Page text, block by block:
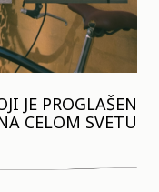
JE PROGLAŠEN
CELOM SVETU